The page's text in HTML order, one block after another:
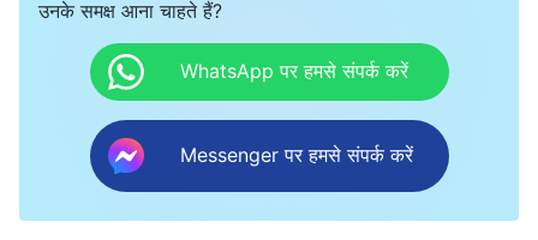
उनके समक्ष आना चाहते हैं?
WhatsApp पर हमसे संपर्क करें
Messenger पर हमसे संपर्क करें